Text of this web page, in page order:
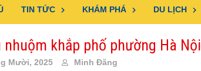
TIN TỨC KHÁM PHÁ DU LỊCH
nhuộm khắp phố phường Hà Nội
Mười, 2025 Minh Đăng